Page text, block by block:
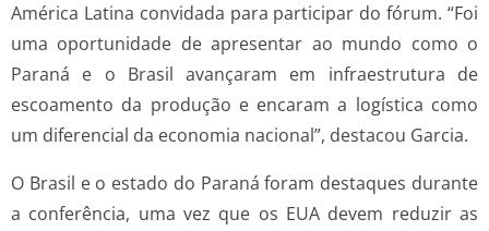
América Latina convidada para participar do fórum. “Foi
uma oportunidade de apresentar ao mundo como o
Paraná e o Brasil avançaram em infraestrutura de
escoamento da produção e encaram a logística como
um diferencial da economia nacional”, destacou Garcia.
O Brasil e o estado do Paraná foram destaques durante
a conferência, uma vez que os EUA devem reduzir as